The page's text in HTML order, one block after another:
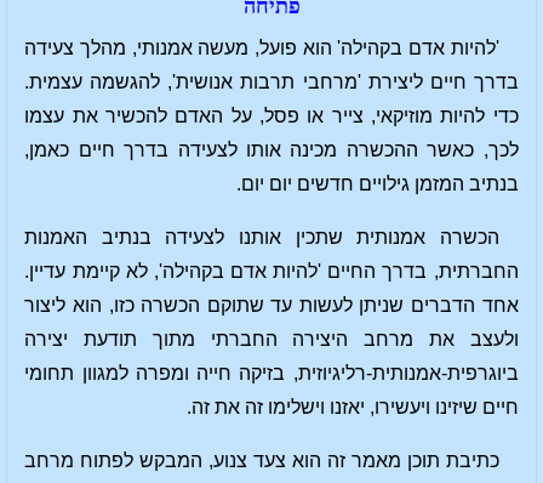
פתיחה
'להיות אדם בקהילה' הוא פועל, מעשה אמנותי, מהלך צעידה
בדרך חיים ליצירת 'מרחבי תרבות אנושית', להגשמה עצמית.
כדי להיות מוזיקאי, צייר או פסל, על האדם להכשיר את עצמו
לכך, כאשר ההכשרה מכינה אותו לצעידה בדרך חיים כאמן,
בנתיב המזמן גילויים חדשים יום יום.
הכשרה אמנותית שתכין אותנו לצעידה בנתיב האמנות
החברתית, בדרך החיים 'להיות אדם בקהילה', לא קיימת עדיין.
אחד הדברים שניתן לעשות עד שתוקם הכשרה כזו, הוא ליצור
ולעצב את מרחב היצירה החברתי מתוך תודעת יצירה
ביוגרפית-אמנותית-רליגיוזית, בזיקה חייה ומפרה למגוון תחומי
חיים שיזינו ויעשירו, יאזנו וישלימו זה את זה.
כתיבת תוכן מאמר זה הוא צעד צנוע, המבקש לפתוח מרחב